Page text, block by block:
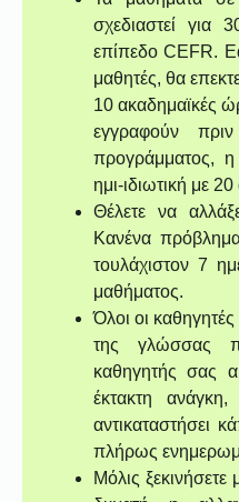
σχεδιαστεί για
επίπεδο CEFR.
μαθητές, θα
10 ακαδημαϊκές
εγγραφούν
προγράμματος,
ημι-ιδιωτική με
Θέλετε να
Κανένα
τουλάχιστον 7
μαθήματος.
Όλοι οι καθηγητές
της γλώσσας
καθηγητής σας
έκτακτη
αντικαταστήσει
πλήρως
Μόλις ξεκινήσετε